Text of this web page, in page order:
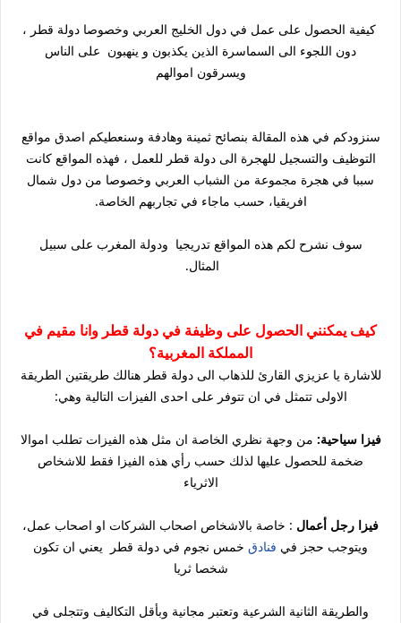
كيفية الحصول على عمل في دول الخليج العربي وخصوصا دولة قطر ،
دون اللجوء الى السماسرة الذين يكذبون و ينهبون على الناس
ويسرقون اموالهم
سنزودكم في هذه المقالة بنصائح ثمينة وهادفة وسنعطيكم اصدق مواقع
التوظيف والتسجيل للهجرة الى دولة قطر للعمل ، فهذه المواقع كانت
سببا في هجرة مجموعة من الشباب العربي وخصوصا من دول شمال
افريقيا، حسب ماجاء في تجاربهم الخاصة.
سوف نشرح لكم هذه المواقع تدريجيا ودولة المغرب على سبيل
المثال.
كيف يمكنني الحصول على وظيفة في دولة قطر وانا مقيم في
المملكة المغربية؟
للاشارة يا عزيزي القارئ للذهاب الى دولة قطر هنالك طريقتين الطريقة
الاولى تتمثل في ان تتوفر على احدى الفيزات التالية وهي:
فيزا سياحية: من وجهة نظري الخاصة ان مثل هذه الفيزات تطلب اموالا
ضخمة للحصول عليها لذلك حسب رأي هذه الفيزا فقط للاشخاص
الاثرياء
فيزا رجل أعمال : خاصة بالاشخاص اصحاب الشركات او اصحاب عمل،
ويتوجب حجز في فنادق خمس نجوم في دولة قطر يعني ان تكون
شخصا ثريا
والطريقة الثانية الشرعية وتعتبر مجانية وبأقل التكاليف وتتجلى في